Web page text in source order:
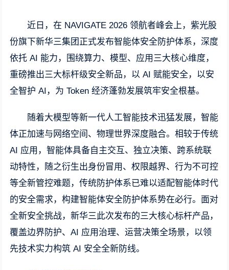
近日，在 NAVIGATE 2026 领航者峰会上，紫光股
份旗下新华三集团正式发布智能体安全防护体系，深度
依托 AI 能力，围绕算力、模型、应用三大核心维度，
重磅推出三大标杆级安全新品，以 AI 赋能安全，以安
全智护 AI，为 Token 经济蓬勃发展筑牢安全根基。
随着大模型等新一代人工智能技术迅猛发展，智能
体正加速与网络空间、物理世界深度融合。相较于传统
AI 应用，智能体具备自主交互、独立决策、跨系统联
动特性，随之衍生出身份冒用、权限越界、行为不可控
等全新管控难题，传统防护体系已难以适配智能体时代
的安全需求，构建智能体安全防护体系势在必行。面对
全新安全挑战，新华三此次发布的三大核心标杆产品，
覆盖边界防护、AI 应用治理、运营决策全场景，以领
先技术实力构筑 AI 安全全新防线。